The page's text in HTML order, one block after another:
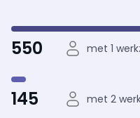
550 met 1
145 met 2